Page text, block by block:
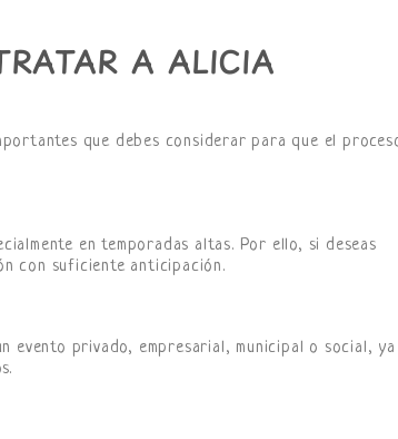
A ALICIA
que debes considerar para que el
en temporadas altas. Por ello, si deseas
con suficiente anticipación.
privado, empresarial, municipal o social, ya